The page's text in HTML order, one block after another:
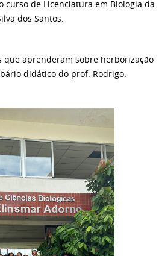
curso de Licenciatura em Biologia da
dos Santos.
que aprenderam sobre herborização
didático do prof. Rodrigo.